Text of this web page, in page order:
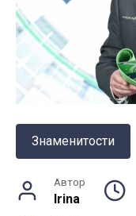
Знаменитости
Автор
Irina